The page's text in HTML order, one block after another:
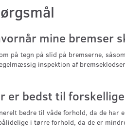
mine bremser
på tegn på slid på bremserne,
inspektion af
er bedst til
bedre til våde forhold, da de
i tørre forhold, da de er